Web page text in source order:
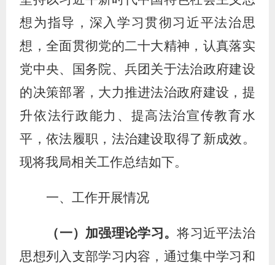
想为指导，深入学习贯彻习近平法治思
想，全面贯彻党的二十大精神，认真落实
党中央、国务院、兵团关于法治政府建设
的决策部署，大力推进法治政府建设，提
升依法行政能力、提高法治宣传教育水
平，依法履职，法治建设取得了新成效。
现将我局相关工作总结如下。
一、工作开展情况
（一）加强理论学习。将习近平法治
思想列入支部学习内容，通过集中学习和